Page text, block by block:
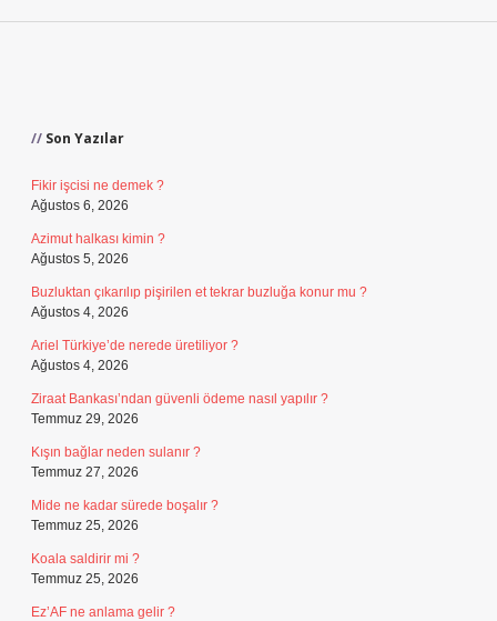
Son Yazılar
Fikir işcisi ne demek ?
Ağustos 6, 2026
Azimut halkası kimin ?
Ağustos 5, 2026
Buzluktan çıkarılıp pişirilen et tekrar buzluğa konur mu ?
Ağustos 4, 2026
Ariel Türkiye’de nerede üretiliyor ?
Ağustos 4, 2026
Ziraat Bankası’ndan güvenli ödeme nasıl yapılır ?
Temmuz 29, 2026
Kışın bağlar neden sulanır ?
Temmuz 27, 2026
Mide ne kadar sürede boşalır ?
Temmuz 25, 2026
Koala saldirir mi ?
Temmuz 25, 2026
Ez’AF ne anlama gelir ?